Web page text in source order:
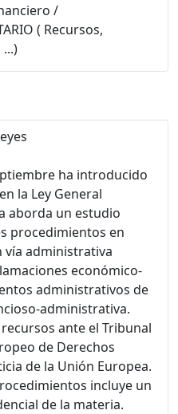
/
( Recursos,
ha introducido
la Ley General
aborda un estudio
procedimientos en
administrativa
económico-
administrativos de
administrativa.
ante el Tribunal
de Derechos
de la Unión Europea.
incluye un
de la materia.